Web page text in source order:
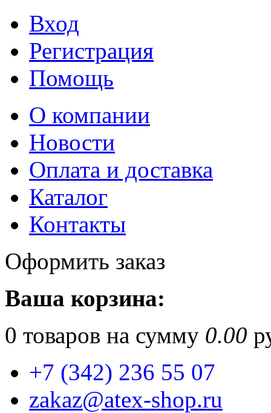
Вход
Регистрация
Помощь
О компании
Новости
Оплата и доставка
Каталог
Контакты
Оформить заказ
Ваша корзина:
0 товаров на сумму 0.00
+7 (342) 236 55 07
zakaz@atex-shop.ru